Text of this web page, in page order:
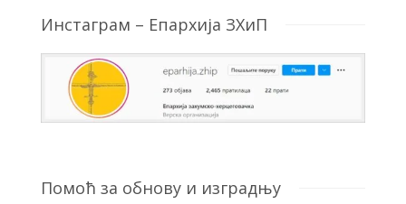
Инстаграм – Епархија ЗХиП
Помоћ за обнову и изградњу